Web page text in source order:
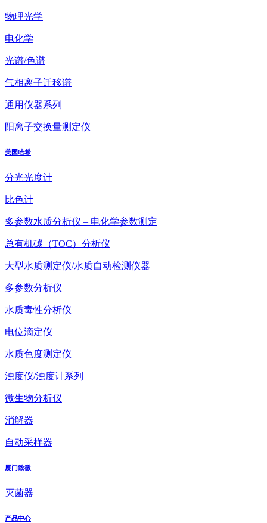
物理光学
电化学
光谱/色谱
气相离子迁移谱
通用仪器系列
阳离子交换量测定仪
美国哈希
分光光度计
比色计
多参数水质分析仪 – 电化学参数测定
总有机碳（TOC）分析仪
大型水质测定仪/水质自动检测仪器
多参数分析仪
水质毒性分析仪
电位滴定仪
水质色度测定仪
浊度仪/浊度计系列
微生物分析仪
消解器
自动采样器
厦门致微
灭菌器
产品中心